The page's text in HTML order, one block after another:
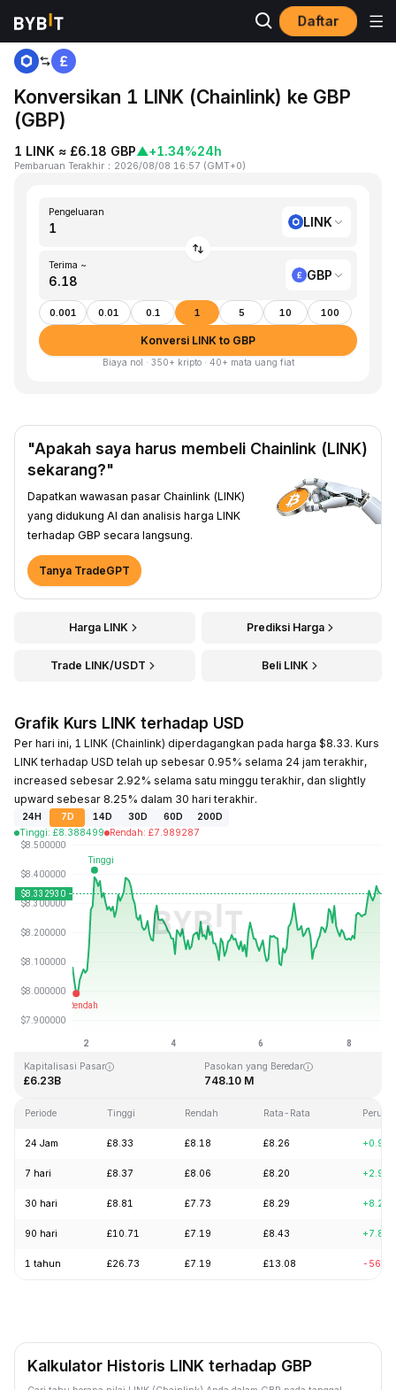
Daftar
Beranda
Konversikan 1 LINK (Chainlink) ke GBP
(GBP)
1 LINK ≈ £6.18 GBP▲+1.34%24h
Pembaruan Terakhir ： 2026/08/08 16:57 (GMT+0)
Pengeluaran
LINK
Terima ~
GBP
0.001 0.01 0.1 1 5 10 100
Konversi LINK to GBP
Biaya nol · 350+ kripto · 40+ mata uang fiat
"Apakah saya harus membeli Chainlink (LINK)
sekarang?"
Dapatkan wawasan pasar Chainlink (LINK)
yang didukung AI dan analisis harga LINK
terhadap GBP secara langsung.
Tanya TradeGPT
Harga LINK Prediksi Harga
Trade LINK/USDT Beli LINK
Grafik Kurs LINK terhadap USD
Per hari ini, 1 LINK (Chainlink) diperdagangkan pada harga $8.33. Kurs
LINK terhadap USD telah up sebesar 0.95% selama 24 jam terakhir,
increased sebesar 2.92% selama satu minggu terakhir, dan slightly
upward sebesar 8.25% dalam 30 hari terakhir.
24H 7D 14D 30D 60D
200D
Tinggi: £8.388499 Rendah: £7.989287
Terakhir Diperbarui: 2026-08-08, 16:57 GMT+0
Rekor Tertinggi (ATH)
£0.148183
Kapitalisasi Pasar
£6.23B
Pasokan yang Beredar
748.10 M
Periode Tinggi Rendah Rata-Rata
24 Jam £8.33 £8.18 £8.26
7 hari £8.37 £8.06 £8.20
30 hari £8.81 £7.73 £8.29
90 hari £10.71 £7.19 £8.43
1 tahun £26.73 £7.19 £13.08 -
Kalkulator Historis LINK terhadap GBP